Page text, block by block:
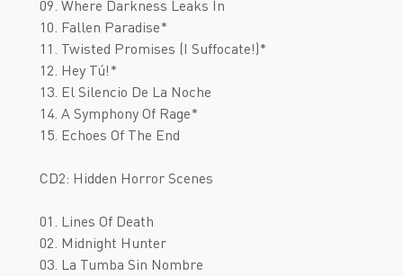
09. Where Darkness Leaks In
10. Fallen Paradise*
11. Twisted Promises (I Suffocate!)*
12. Hey Tú!*
13. El Silencio De La Noche
14. A Symphony Of Rage*
15. Echoes Of The End
CD2: Hidden Horror Scenes
01. Lines Of Death
02. Midnight Hunter
03. La Tumba Sin Nombre